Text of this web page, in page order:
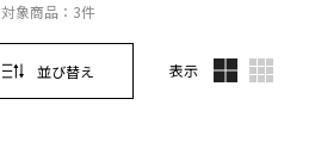
対象商品： 3件
並び替え 表示